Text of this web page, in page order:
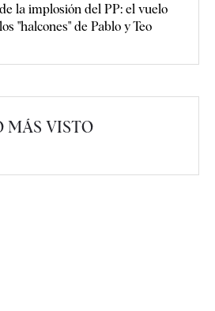
la implosión del PP: el vuelo
"halcones" de Pablo y Teo
MÁS VISTO